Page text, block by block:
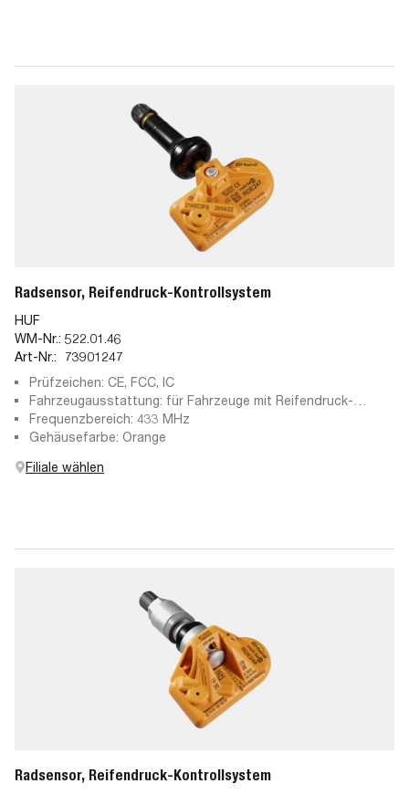
Radsensor, Reifendruck-Kontrollsystem
HUF
WM-Nr.: 522.01.46
Art-Nr.:
73901247
Prüfzeichen: CE, FCC, IC
Fahrzeugausstattung: für Fahrzeuge mit Reifendruck-
Kontrollsystem
Frequenzbereich: 433 MHz
Gehäusefarbe: Orange
Filiale wählen
Radsensor, Reifendruck-Kontrollsystem